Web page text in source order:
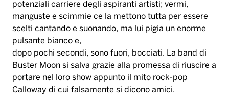
potenziali carriere degli aspiranti artisti; vermi,
manguste e scimmie ce la mettono tutta per essere
scelti cantando e suonando, ma lui pigia un enorme
pulsante bianco e,
dopo pochi secondi, sono fuori, bocciati. La band di
Buster Moon si salva grazie alla promessa di riuscire a
portare nel loro show appunto il mito rock-pop
Calloway di cui falsamente si dicono amici.